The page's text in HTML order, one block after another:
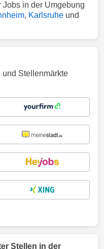
in der Umgebung
, Karlsruhe und
und Stellenmärkte
Stellen in der